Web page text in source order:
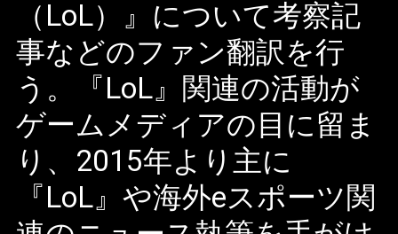
（LoL）』について考察記
事などのファン翻訳を行
う。『LoL』関連の活動が
ゲームメディアの目に留ま
り、2015年より主に
『LoL』や海外eスポーツ関